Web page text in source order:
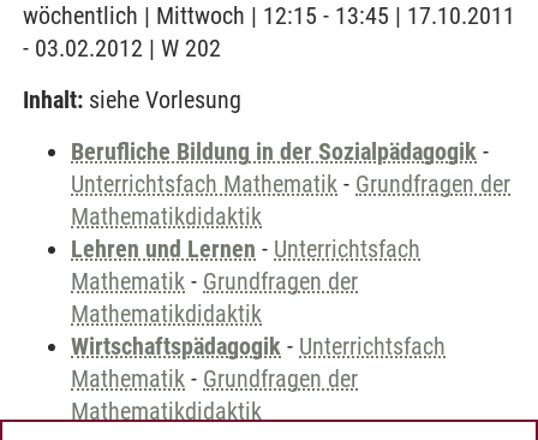
wöchentlich | Mittwoch | 12:15 - 13:45 | 17.10.2011
- 03.02.2012 | W 202
Inhalt: siehe Vorlesung
Berufliche Bildung in der Sozialpädagogik -
Unterrichtsfach Mathematik - Grundfragen der
Mathematikdidaktik
Lehren und Lernen - Unterrichtsfach
Mathematik - Grundfragen der
Mathematikdidaktik
Wirtschaftspädagogik - Unterrichtsfach
Mathematik - Grundfragen der
Mathematikdidaktik